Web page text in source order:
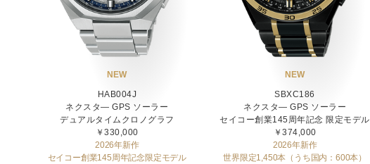
NEW
HAB004J
ネクスタ― GPS ソーラー
デュアルタイムクロノグラフ
￥330,000
2026年新作
セイコー創業145周年記念限定モデル
NEW
SBXC186
ネクスタ― GPS ソーラー
セイコー創業145周年記念 限定モデル
￥374,000
2026年新作
世界限定1,450本（うち国内：600本）